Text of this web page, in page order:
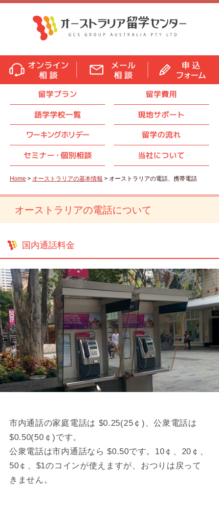
留学プラン
留学費用
語学学校一覧
現地サポート
ワーキングホリデー
留学の流れ
セミナー・ 個別相談 当社について
Home > オーストラリアの基本情報 > オーストラリアの電話、携帯電話
オーストラリアの電話について
国内通話料金
市内通話の家庭電話は $0.25(25￠)、公衆電話は
$0.50(50￠)です。
公衆電話は市内通話なら $0.50です。10￠、20￠、
50￠、$1のコインが使えますが、おつりは戻って
きません。